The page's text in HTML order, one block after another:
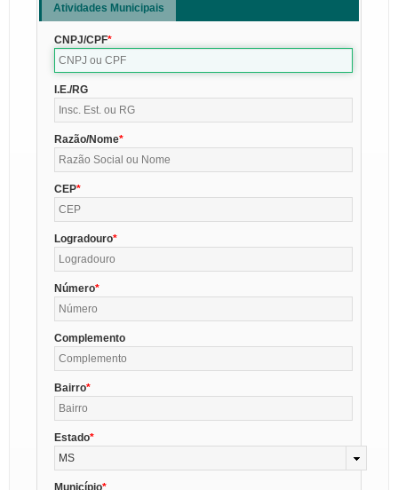
Atividades Municipais
CNPJ/CPF
I.E./RG
Razão/Nome
CEP
Logradouro
Número
Complemento
Bairro
Estado
MS
Município